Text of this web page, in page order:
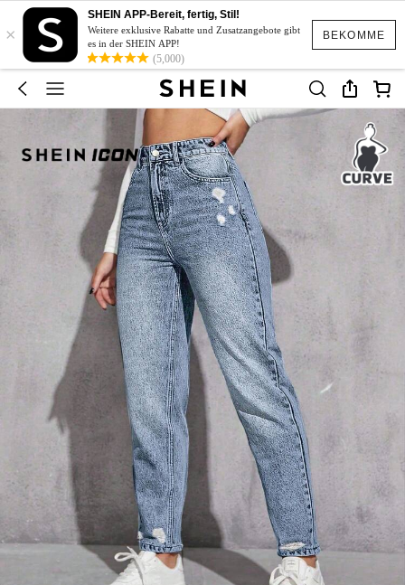
BEKOMME
×
SHEIN APP-Bereit, fertig, Stil!
Weitere exklusive Rabatte und Zusatzangebote gibt
es in der SHEIN APP!
(5,000)